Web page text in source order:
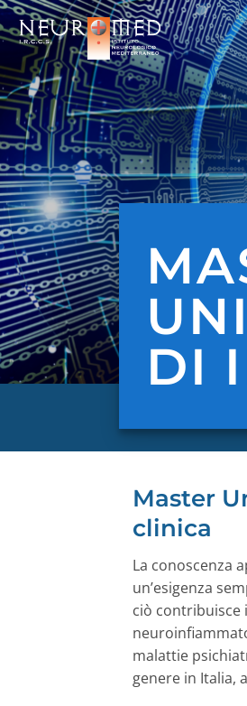
Salta
ai
contenuti
DI
Master
clinica
La conoscenza
un’esigenza
ciò contribuisce
malattie
genere in Italia,